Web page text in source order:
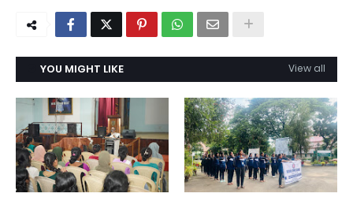
YOU MIGHT LIKE View all